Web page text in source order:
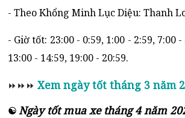
- Theo Khổng Minh Lục Diệu: Thanh
- Giờ tốt: 23:00 - 0:59, 1:00 - 2:59, 7:00
13:00 - 14:59, 19:00 - 20:59.
⏩⏩⏩ Xem ngày tốt tháng 3 năm
☯ Ngày tốt mua xe tháng 4 năm